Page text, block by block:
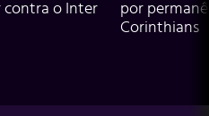
contra o Inter
por
Corinthians